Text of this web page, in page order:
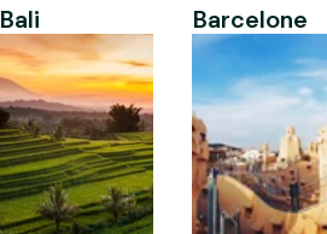
Bali Barcelone